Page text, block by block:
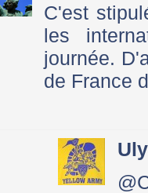
C'est
les
journée.
de France